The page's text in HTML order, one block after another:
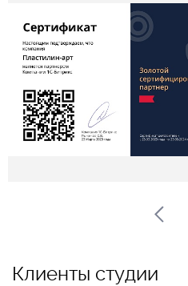
Клиенты студии